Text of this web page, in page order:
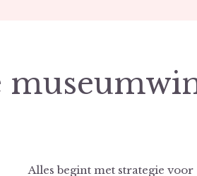
Alles begint met strategie voor